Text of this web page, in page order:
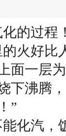
的过程
火好
面一层
下沸腾
”
化汽